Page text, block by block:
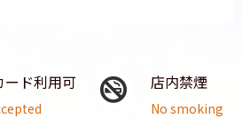
ード利用可 店内禁煙
No smoking